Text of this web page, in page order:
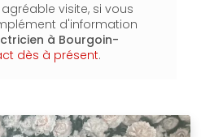
visite, si vous
d'information
à Bourgoin-
dès à présent.